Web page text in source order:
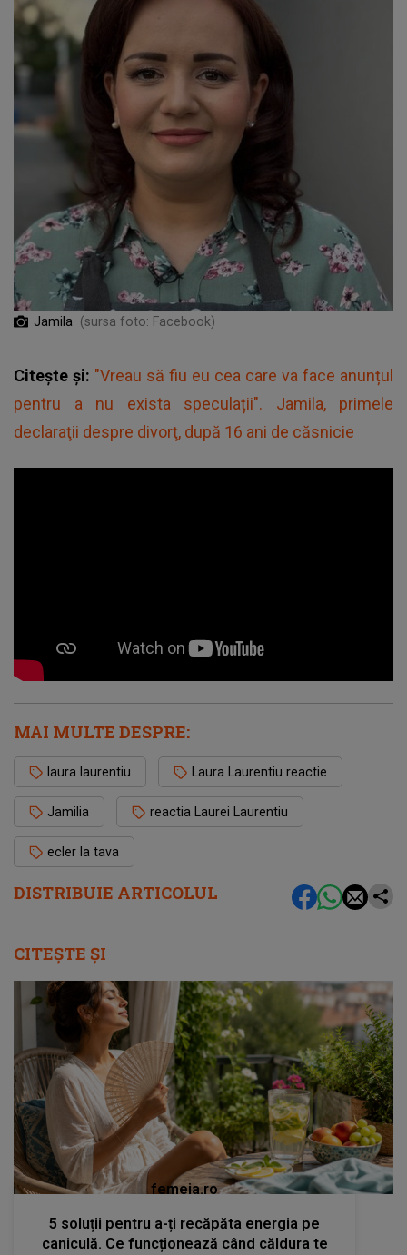
DISTRIBUIE ARTICOLUL
Jamila (sursa foto: Facebook)
Citește și: "Vreau să fiu eu cea care va face anunțul
pentru a nu exista speculații". Jamila, primele
declaraţii despre divorţ, după 16 ani de căsnicie
MAI MULTE DESPRE:
laura laurentiu Laura Laurentiu reactie
Jamilia reactia Laurei Laurentiu
ecler la tava
CITEȘTE ȘI
femeia.ro
5 soluții pentru a-ți recăpăta energia pe
caniculă. Ce funcționează când căldura te